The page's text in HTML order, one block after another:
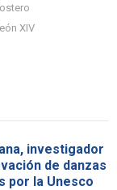
XIV
investigador
de danzas
por la Unesco